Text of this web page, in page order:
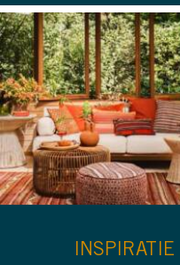
INSPIRATIE